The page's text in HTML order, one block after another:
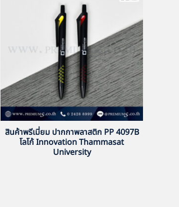
สินค้าพรีเมี่ยม ปากกาพลาสติก PP 4097B
โลโก้ Innovation Thammasat
University